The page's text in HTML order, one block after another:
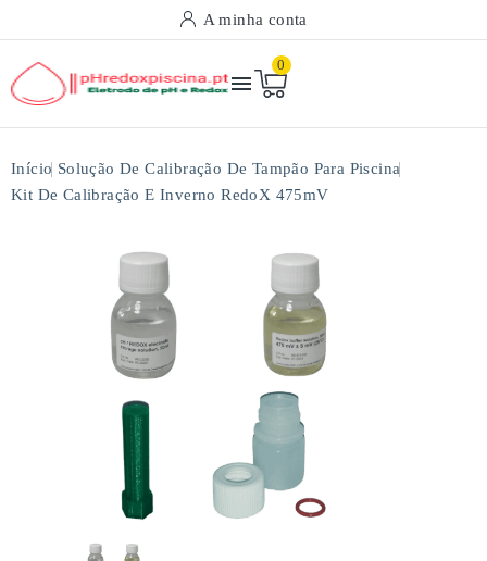
A minha conta

0
Início Solução De Calibração De Tampão Para Piscina
Kit De Calibração E Inverno RedoX 475mV